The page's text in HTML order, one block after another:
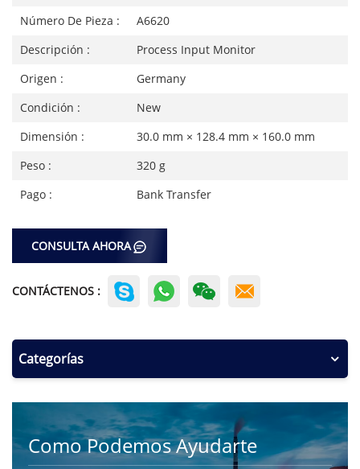
Número De Pieza :
A6620
Descripción :
Process Input Monitor
Origen :
Germany
Condición :
New
Dimensión :
30.0 mm × 128.4 mm × 160.0 mm
Peso :
320 g
Pago :
Bank Transfer
CONSULTA AHORA
CONTÁCTENOS :
Categorías
Como Podemos Ayudarte